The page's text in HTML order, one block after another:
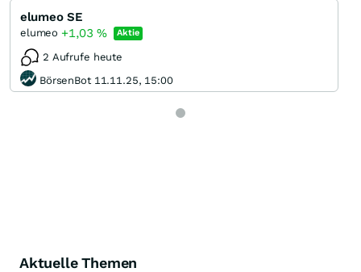
elumeo SE
elumeo +1,03% Aktie
2 Aufrufe heute
BörsenBot 11.11.25, 15:00
Aktuelle Themen